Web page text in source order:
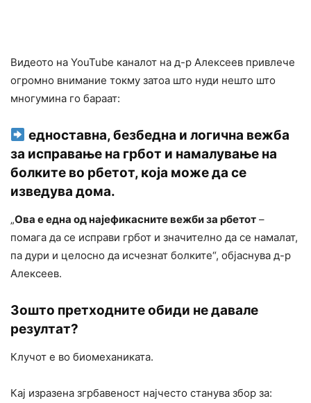
Видеото на YouTube каналот на д-р Алексеев привлече
огромно внимание токму затоа што нуди нешто што
многумина го бараат:
едноставна, безбедна и логична вежба
за исправање на грбот и намалување на
болките во рбетот, која може да се
изведува дома.
„Ова е една од најефикасните вежби за рбетот –
помага да се исправи грбот и значително да се намалат,
па дури и целосно да исчезнат болките“, објаснува д-р
Алексеев.
Зошто претходните обиди не давале
резултат?
Клучот е во биомеханиката.
Кај изразена згрбавеност најчесто станува збор за: